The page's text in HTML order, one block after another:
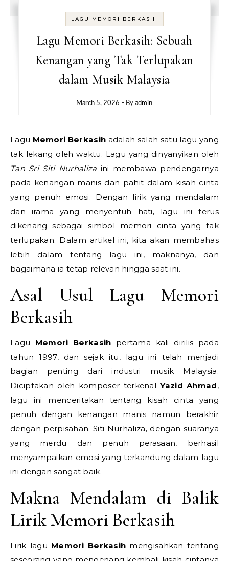
LAGU MEMORI BERKASIH
Lagu Memori Berkasih: Sebuah
Kenangan yang Tak Terlupakan
dalam Musik Malaysia
March 5, 2026 - Byadmin
Lagu Memori Berkasih adalah salah satu lagu yang
tak lekang oleh waktu. Lagu yang dinyanyikan oleh
Tan Sri Siti Nurhaliza ini membawa pendengarnya
pada kenangan manis dan pahit dalam kisah cinta
yang penuh emosi. Dengan lirik yang mendalam
dan irama yang menyentuh hati, lagu ini terus
dikenang sebagai simbol memori cinta yang tak
terlupakan. Dalam artikel ini, kita akan membahas
lebih dalam tentang lagu ini, maknanya, dan
bagaimana ia tetap relevan hingga saat ini.
Asal Usul Lagu Memori
Berkasih
Lagu Memori Berkasih pertama kali dirilis pada
tahun 1997, dan sejak itu, lagu ini telah menjadi
bagian penting dari industri musik Malaysia.
Diciptakan oleh komposer terkenalYazid Ahmad,
lagu ini menceritakan tentang kisah cinta yang
penuh dengan kenangan manis namun berakhir
dengan perpisahan. Siti Nurhaliza, dengan suaranya
yang merdu dan penuh perasaan, berhasil
menyampaikan emosi yang terkandung dalam lagu
ini dengan sangat baik.
Makna Mendalam di Balik
Lirik Memori Berkasih
Lirik lagu Memori Berkasih mengisahkan tentang